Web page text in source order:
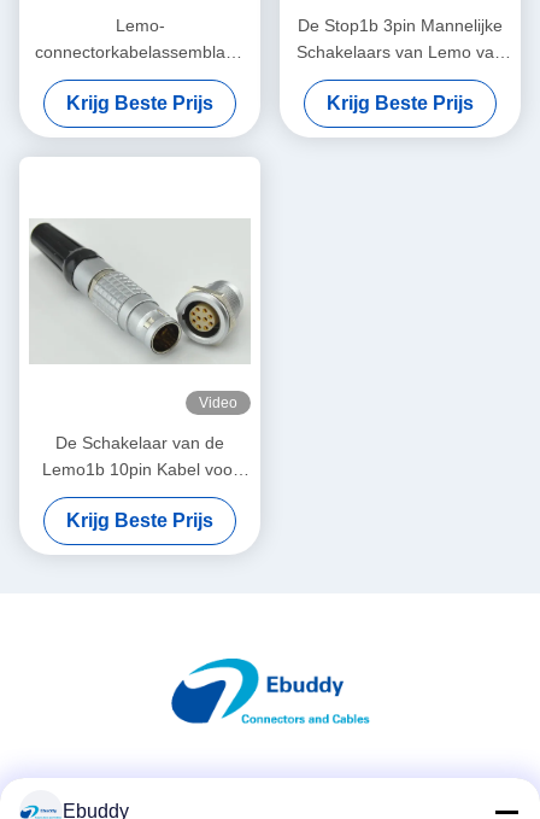
Lemo-
connectorkabelassemblage
FGG 0B 1B 2B 3B 4B enkel-
of tweeledig
Krijg Beste Prijs
De Stop1b 3pin Mannelijke
Schakelaars van Lemo van
de kabelschakelaar
Alternatieve Balans Cirkel
Mannelijke
Krijg Beste Prijs
Video
De Schakelaar van de
Lemo1b 10pin Kabel voor
GeoMax-Zenit 15/25 GNSS-
Ontvanger FGG.1B.310
Krijg Beste Prijs
Ebuddy